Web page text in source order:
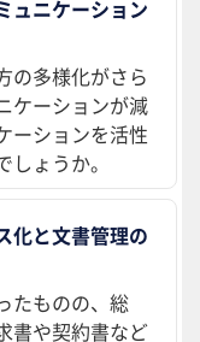
ュニケーション
の多様化がさら
ケーションが減
ーションを活性
ょうか。
化と文書管理の
たものの、総
書や契約書など